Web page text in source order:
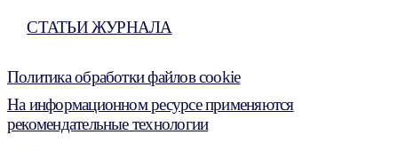
СТАТЬИ ЖУРНАЛА
Политика обработки файлов cookie
На информационном ресурсе применяются
рекомендательные технологии